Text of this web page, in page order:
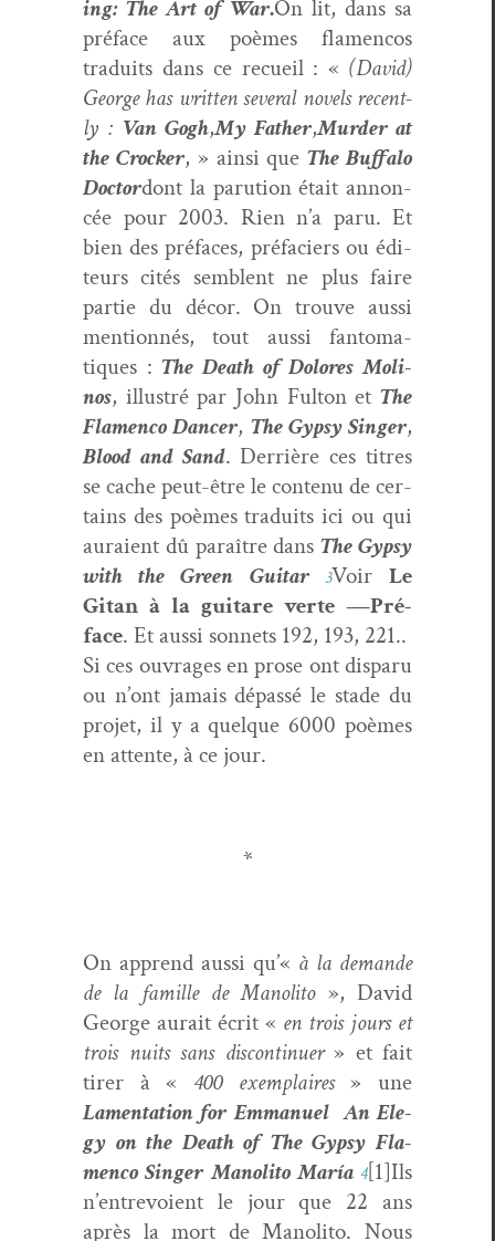
ing: The Art of War.On lit, dans sa
pré­face aux poèmes fla­men­cos
traduits dans ce recueil : « (David)
George has writ­ten sev­er­al nov­els recent­
ly : Van Gogh,My Father,Mur­der at
the Crock­er, » ain­si queThe Buf­fa­lo
Doc­tordont la paru­tion était annon­
cée pour 2003. Rien n’a paru. Et
bien des pré­faces, pré­faciers ou édi­
teurs cités sem­blent ne plus faire
par­tie du décor. On trou­ve aus­si
men­tion­nés, tout aus­si fan­toma­
tiques :The Death of Dolores Moli­
nos, illus­tré par John Ful­ton et The
Fla­men­co Dancer, The Gyp­sy Singer,
Blood and Sand. Der­rière ces titres
se cache peut-être le con­tenu de cer­
tains des poèmes traduits ici ou qui
auraient dû paraître dansThe Gyp­sy
with the Green Gui­tar
3VoirLe
Gitan à la gui­tare verte —Pré­
face. Et aus­si son­nets 192, 193, 221..
Si ces ouvrages en prose ont dis­paru
ou n’ont jamais dépassé le stade du
pro­jet, il y a quelque 6000 poèmes
en attente, à ce jour.
*
On apprend aus­si qu’« à la demande
de la famille de Mano­li­to», David
George aurait écrit « en trois jours et
trois nuits sans dis­con­tin­uer» et fait
tir­er à « 400 exem­plaires» une
Lamen­ta­tion for Emmanuel An Ele­
gy on the Death of The Gyp­sy Fla­
men­co Singer Mano­li­to María 4[1]Ils
n’entrevoient le jour que 22 ans
après la mort de Mano­li­to. Nous